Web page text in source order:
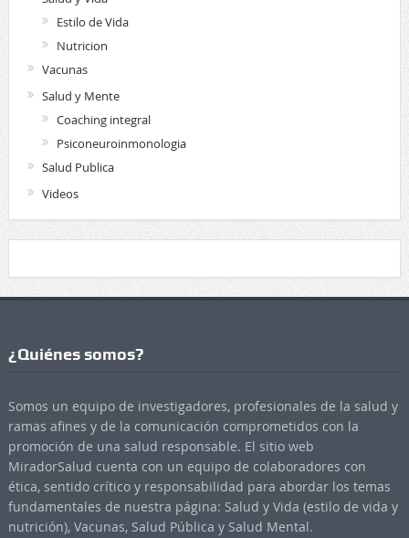
Estilo de Vida
Nutricion
Vacunas
Salud y Mente
Coaching integral
Psiconeuroinmonologia
Salud Publica
Videos
¿Quiénes somos?
Somos un equipo de investigadores, profesionales de la salud y
ramas afines y de la comunicación comprometidos con la
promoción de una salud responsable. El sitio web
MiradorSalud cuenta con un equipo de colaboradores con
ética, sentido crítico y responsabilidad para abordar los temas
fundamentales de nuestra página: Salud y Vida (estilo de vida y
nutrición), Vacunas, Salud Pública y Salud Mental.